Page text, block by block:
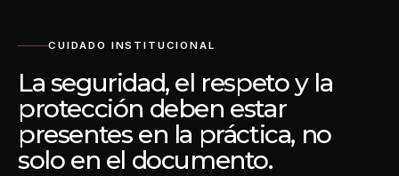
CUIDADO INSTITUCIONAL
La seguridad, el respeto y la
protección deben estar
presentes en la práctica, no
solo en el documento.